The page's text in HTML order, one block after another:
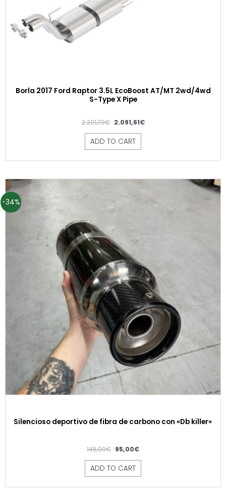
Borla 2017 Ford Raptor 3.5L EcoBoost AT/MT 2wd/4wd
S-Type X Pipe
2.201,70€ 2.091,61€
ADD TO CART
-34%
Silencioso deportivo de fibra de carbono con «Db killer»
145,00€ 95,00€
ADD TO CART